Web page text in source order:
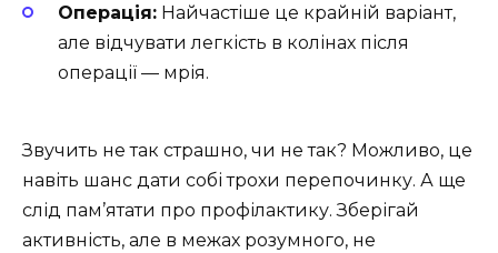
Операція: Найчастіше це крайній варіант,
але відчувати легкість в колінах після
операції — мрія.
Звучить не так страшно, чи не так? Можливо, це
навіть шанс дати собі трохи перепочинку. А ще
слід пам’ятати про профілактику. Зберігай
активність, але в межах розумного, не